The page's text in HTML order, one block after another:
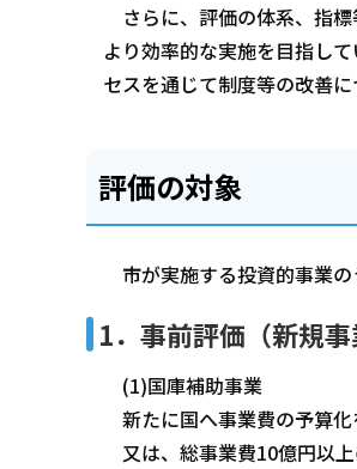
さらに、評価の体系、指
より効率的な実施を目指し
セスを通じて制度等の改善
評価の対象
市が実施する投資的事業の
1．事前評価（新規事
(1)国庫補助事業
新たに国へ事業費の予算
又は、総事業費10億円以